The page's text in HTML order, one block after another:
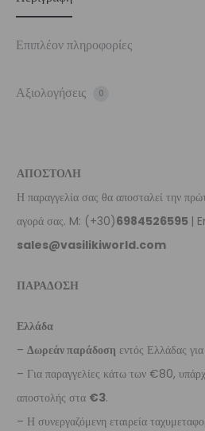
Επιπλέον πληροφορίες
Αξιολογήσεις 0
ΑΠΟΣΤΟΛΗ
Η παραγγελία σας θα αποσταλεί την
αγορά σας. M: (+30)6984526595 |
sales@vasilikiworld.com
ΠΑΡΑΔΟΣΗ
Ελλάδα
– Δωρεάν παράδοση εντός Ελλάδας
– Για παραγγελίες κάτω των €80,
αποστολής στα €3.
– Η συνεργαζόμενη εταιρεία